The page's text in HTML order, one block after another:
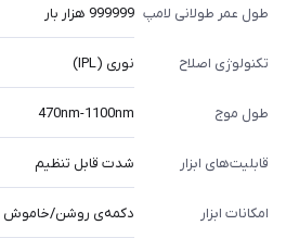
طول عمر طولانی لامپ 999999 هزار بار
تکنولوژی اصلاح نوری (IPL)
طول موج 470nm-1100nm
قابلیت‌های ابزار شدت قابل تنظیم
امکانات ابزار دکمه‌ی روشن/خاموش